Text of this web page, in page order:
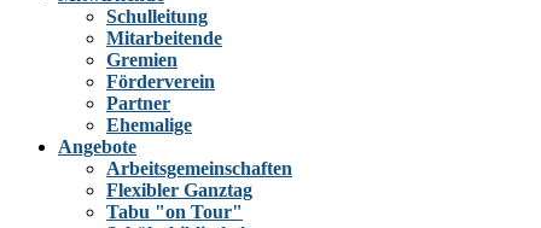
Schulleitung
Mitarbeitende
Gremien
Förderverein
Partner
Ehemalige
Angebote
Arbeitsgemeinschaften
Flexibler Ganztag
Tabu "on Tour"